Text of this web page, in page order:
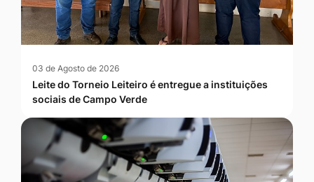
03 de Agosto de 2026
Leite do Torneio Leiteiro é entregue a instituições
sociais de Campo Verde